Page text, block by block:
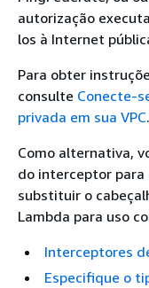
autorização
los à Internet
Para obter
consulte Conecte-
privada em sua VPC.
Como alternativa,
do interceptor
substituir o
Lambda para uso
Interceptores
Especifique o